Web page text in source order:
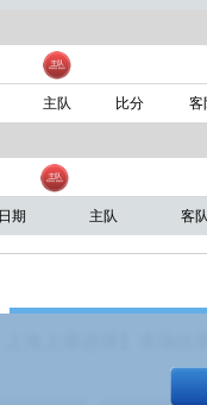
主队 比分 客
日期 主队 客队